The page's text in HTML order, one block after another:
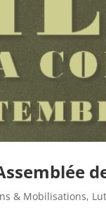
& Mobilisations,